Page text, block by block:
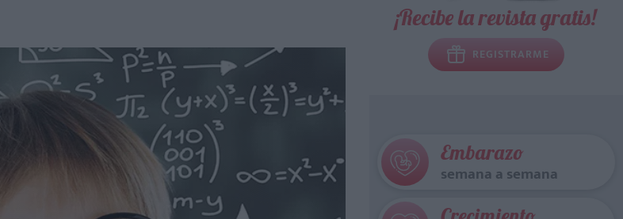
¡Recibe la revista gratis!
REGISTRARME
Embarazo
semana a semana